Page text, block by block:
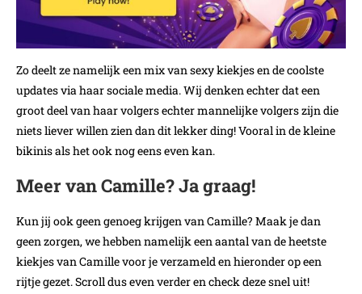
Zo deelt ze namelijk een mix van sexy kiekjes en de coolste
updates via haar sociale media. Wij denken echter dat een
groot deel van haar volgers echter mannelijke volgers zijn die
niets liever willen zien dan dit lekker ding! Vooral in de kleine
bikinis als het ook nog eens even kan.
Meer van Camille? Ja graag!
Kun jij ook geen genoeg krijgen van Camille? Maak je dan
geen zorgen, we hebben namelijk een aantal van de heetste
kiekjes van Camille voor je verzameld en hieronder op een
rijtje gezet. Scroll dus even verder en check deze snel uit!